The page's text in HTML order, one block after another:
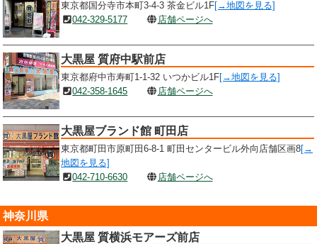
東京都国分寺市本町3-4-3 茶金ビル1F[→地図を見る]
042-329-5177
店舗ページへ
大黒屋 質府中駅前店
東京都府中市寿町1-1-32 いつかビル1F[→地図を見る]
042-358-1645
店舗ページへ
大黒屋ブランド館 町田店
東京都町田市原町田6-8-1 町田センタービル外向店舗区画8[→
地図を見る]
042-710-6630
店舗ページへ
神奈川県
大黒屋 質横浜モアーズ前店